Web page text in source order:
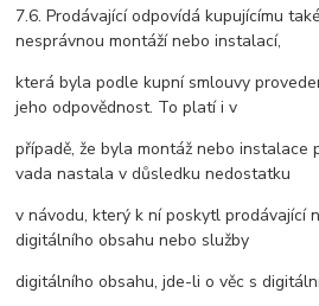
7.6. Prodávající odpovídá kupujícímu
nesprávnou montáží nebo instalací,
která byla podle kupní smlouvy
jeho odpovědnost. To platí i v
případě, že byla montáž nebo instalace
vada nastala v důsledku nedostatku
v návodu, který k ní poskytl prodávající
digitálního obsahu nebo služby
digitálního obsahu, jde-li o věc s